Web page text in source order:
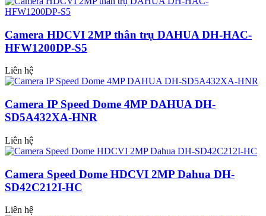
Camera HDCVI 2MP thân trụ DAHUA DH-HAC-
HFW1200DP-S5
Liên hệ
Camera IP Speed Dome 4MP DAHUA DH-
SD5A432XA-HNR
Liên hệ
Camera Speed Dome HDCVI 2MP Dahua DH-
SD42C212I-HC
Liên hệ